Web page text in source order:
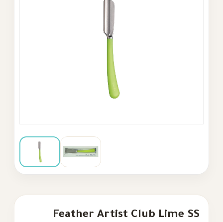
Feather Artist Club Lime SS